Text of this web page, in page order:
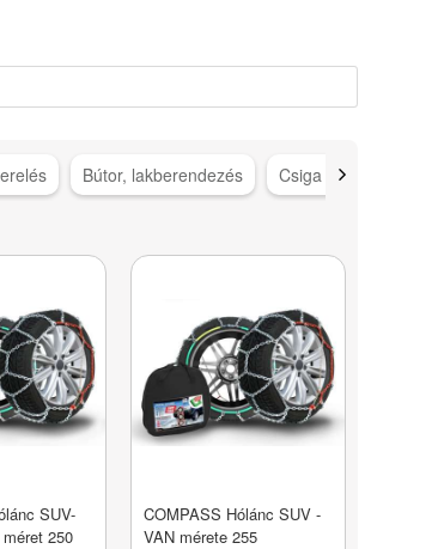
Bútor, lakberendezés Csiga gép kiegészítő
SUV-
VAN ÖNORM méret 250
COMPASS Hólánc SUV -
VAN mérete 255